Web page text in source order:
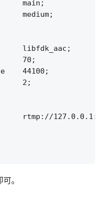
main;
medium;
libfdk_aac;
70;
44100;
2;
rtmp://
。